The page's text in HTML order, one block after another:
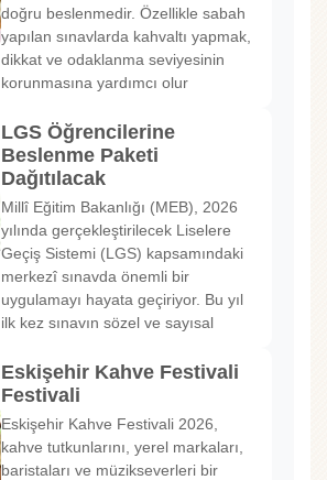
doğru beslenmedir. Özellikle sabah
yapılan sınavlarda kahvaltı yapmak,
dikkat ve odaklanma seviyesinin
korunmasına yardımcı olur
LGS Öğrencilerine
Beslenme Paketi
Dağıtılacak
Millî Eğitim Bakanlığı (MEB), 2026
yılında gerçekleştirilecek Liselere
Geçiş Sistemi (LGS) kapsamındaki
merkezî sınavda önemli bir
uygulamayı hayata geçiriyor. Bu yıl
ilk kez sınavın sözel ve sayısal
Eskişehir Kahve Festivali
Festivali
Eskişehir Kahve Festivali 2026,
kahve tutkunlarını, yerel markaları,
baristaları ve müzikseverleri bir